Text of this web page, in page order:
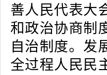
善人民代表大
和政治协商制
自治制度。发
全过程人民民